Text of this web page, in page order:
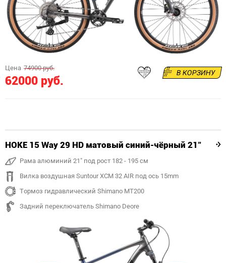
Цена 74900 руб.
62000 руб.
В КОРЗИНУ
HOKE 15 Way 29 HD матовый синий-чёрный 21"
Рама алюминий 21" под рост 182 - 195 см
Вилка воздушная Suntour XCM 32 AIR под ось 15mm
Тормоз гидравлический Shimano MT200
Задний переключатель Shimano Deore